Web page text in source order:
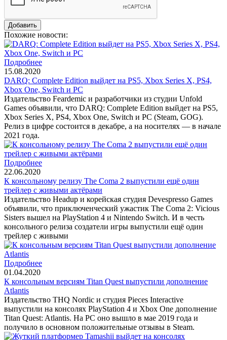
Похожие новости:
Подробнее
15.08.2020
DARQ: Complete Edition выйдет на PS5, Xbox Series X, PS4,
Xbox One, Switch и PC
Издательство Feardemic и разработчики из студии Unfold
Games объявили, что DARQ: Complete Edition выйдет на PS5,
Xbox Series X, PS4, Xbox One, Switch и PC (Steam, GOG).
Релиз в цифре состоится в декабре, а на носителях — в начале
2021 года.
Подробнее
22.06.2020
К консольному релизу The Coma 2 выпустили ещё один
трейлер с живыми актёрами
Издательство Headup и корейская студия Devespresso Games
объявили, что приключенческий ужастик The Coma 2: Vicious
Sisters вышел на PlayStation 4 и Nintendo Switch. И в честь
консольного релиза создатели игры выпустили ещё один
трейлер с живыми
Подробнее
01.04.2020
К консольным версиям Titan Quest выпустили дополнение
Atlantis
Издательство THQ Nordic и студия Pieces Interactive
выпустили на консолях PlayStation 4 и Xbox One дополнение
Titan Quest: Atlantis. На РС оно вышло в мае 2019 года и
получило в основном положительные отзывы в Steam.